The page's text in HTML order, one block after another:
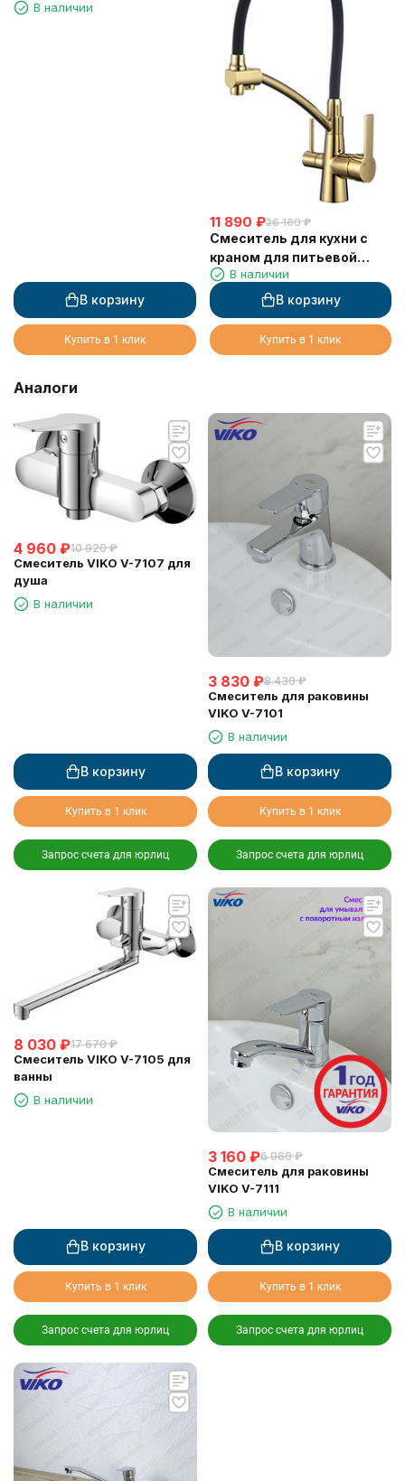
латунь
В наличии
В корзину
Купить в 1 клик
11 890 ₽26 160 ₽
Смеситель для кухни с
краном для питьевой
воды VIKO V-5523 с
черным гибким изливом
Gold
В наличии
В корзину
Купить в 1 клик
Аналоги
4 960 ₽10 920 ₽
Смеситель VIKO V-7107 для
душа
В наличии
В корзину
Купить в 1 клик
Запрос счета для юрлиц
3 830 ₽8 430 ₽
Смеситель для раковины
VIKO V-7101
В наличии
В корзину
Купить в 1 клик
Запрос счета для юрлиц
8 030 ₽17 670 ₽
Смеситель VIKO V-7105 для
ванны
В наличии
В корзину
Купить в 1 клик
Запрос счета для юрлиц
3 160 ₽6 960 ₽
Смеситель для раковины
VIKO V-7111
В наличии
В корзину
Купить в 1 клик
Запрос счета для юрлиц